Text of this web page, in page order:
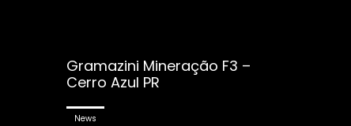
Gramazini Mineração F3 –
Cerro Azul PR
News